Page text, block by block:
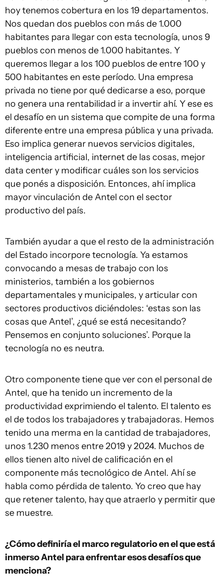
hoy tenemos cobertura en los 19 departamentos.
Nos quedan dos pueblos con más de 1.000
habitantes para llegar con esta tecnología, unos 9
pueblos con menos de 1.000 habitantes. Y
queremos llegar a los 100 pueblos de entre 100 y
500 habitantes en este período. Una empresa
privada no tiene por qué dedicarse a eso, porque
no genera una rentabilidad ir a invertir ahí. Y ese es
el desafío en un sistema que compite de una forma
diferente entre una empresa pública y una privada.
Eso implica generar nuevos servicios digitales,
inteligencia artificial, internet de las cosas, mejor
data center y modificar cuáles son los servicios
que ponés a disposición. Entonces, ahí implica
mayor vinculación de Antel con el sector
productivo del país.
También ayudar a que el resto de la administración
del Estado incorpore tecnología. Ya estamos
convocando a mesas de trabajo con los
ministerios, también a los gobiernos
departamentales y municipales, y articular con
sectores productivos diciéndoles: ‘estas son las
cosas que Antel’, ¿qué se está necesitando?
Pensemos en conjunto soluciones’. Porque la
tecnología no es neutra.
Otro componente tiene que ver con el personal de
Antel, que ha tenido un incremento de la
productividad exprimiendo el talento. El talento es
el de todos los trabajadores y trabajadoras. Hemos
tenido una merma en la cantidad de trabajadores,
unos 1.230 menos entre 2019 y 2024. Muchos de
ellos tienen alto nivel de calificación en el
componente más tecnológico de Antel. Ahí se
habla como pérdida de talento. Yo creo que hay
que retener talento, hay que atraerlo y permitir que
se muestre.
¿Cómo definiría el marco regulatorio en el que está
inmerso Antel para enfrentar esos desafíos que
menciona?